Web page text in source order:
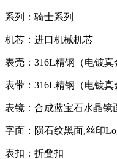
系列：骑士系列
机芯：进口机械机芯
表壳：316L精钢（电镀
表带：316L精钢（电镀真
表镜：合成蓝宝石水晶镜
字面：陨石纹黑面,丝印
表扣：折叠扣